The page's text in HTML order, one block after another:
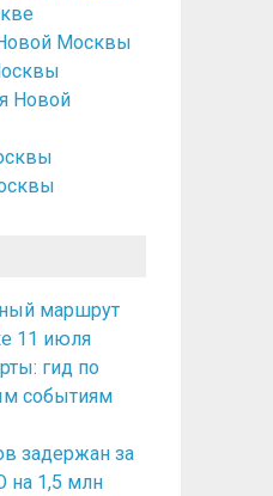
Москвы
Новой
маршрут
11 июля
гид по
событиям
задержан за
1,5 млн